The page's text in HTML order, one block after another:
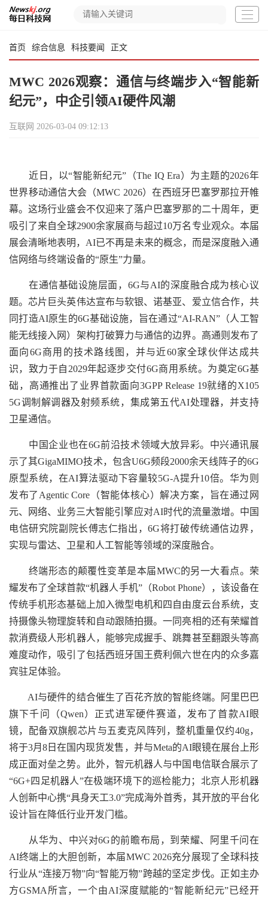
首页 综合信息 科技要闻 正文
MWC 2026观察：通信与终端步入“智能新
纪元”，中企引领AI硬件风潮
互联网 2026-03-04 09:12:13
近日，以“智能新纪元”（The IQ Era）为主题的2026年
世界移动通信大会（MWC 2026）在西班牙巴塞罗那拉开帷
幕。这场行业盛会不仅迎来了落户巴塞罗那的二十周年，更
吸引了来自全球2900余家展商与超过10万名专业观众。本届
展会清晰地表明，AI已不再是未来的概念，而是深度融入通
信网络与终端设备的“原生”力量。
在通信基础设施层面，6G与AI的深度融合成为核心议
题。芯片巨头英伟达宣布与软银、诺基亚、爱立信合作，共
同打造AI原生的6G基础设施，旨在通过“AI-RAN”（人工智
能无线接入网）架构打破算力与通信的边界。高通则发布了
面向6G商用的技术路线图，并与近60家全球伙伴达成共
识，致力于自2029年起逐步交付6G商用系统。为奠定6G基
础，高通推出了业界首款面向3GPP Release 19就绪的X105
5G调制解调器及射频系统，集成第五代AI处理器，并支持
卫星通信。
中国企业也在6G前沿技术领域大放异彩。中兴通讯展
示了其GigaMIMO技术，包含U6G频段2000余天线阵子的6G
原型系统，在AI算法驱动下容量较5G-A提升10倍。华为则
发布了Agentic Core（智能体核心）解决方案，旨在通过网
元、网络、业务三大智能引擎应对AI时代的流量激增。中国
电信研究院副院长傅志仁指出，6G将打破传统通信边界，
实现与雷达、卫星和人工智能等领域的深度融合。
终端形态的颠覆性变革是本届MWC的另一大看点。荣
耀发布了全球首款“机器人手机”（Robot Phone），该设备在
传统手机形态基础上加入微型电机和四自由度云台系统，支
持摄像头物理旋转和自动跟随拍摄。一同亮相的还有荣耀首
款消费级人形机器人，能够完成握手、跳舞甚至翻跟头等高
难度动作，吸引了包括西班牙国王费利佩六世在内的众多嘉
宾驻足体验。
AI与硬件的结合催生了百花齐放的智能终端。阿里巴巴
旗下千问（Qwen）正式进军硬件赛道，发布了首款AI眼
镜，配备双旗舰芯片与五麦克风阵列，整机重量仅约40g，
将于3月8日在国内现货发售，并与Meta的AI眼镜在展台上形
成正面对垒之势。此外，智元机器人与中国电信联合展示了
“6G+四足机器人”在极端环境下的巡检能力；北京人形机器
人创新中心携“具身天工3.0”完成海外首秀，其开放的平台化
设计旨在降低行业开发门槛。
从华为、中兴对6G的前瞻布局，到荣耀、阿里千问在
AI终端上的大胆创新，本届MWC 2026充分展现了全球科技
行业从“连接万物”向“智能万物”跨越的坚定步伐。正如主办
方GSMA所言，一个由AI深度赋能的“智能新纪元”已经开